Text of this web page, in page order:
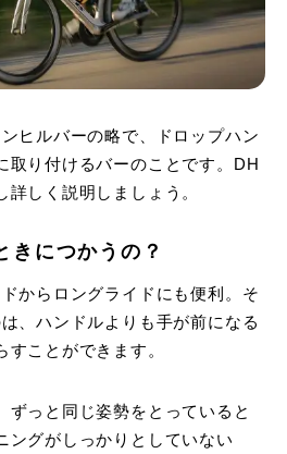
ヒルバーの略で、ドロップハン
取り付けるバーのことです。DH
しく説明しましょう。
きにつかうの？
からロングライドにも便利。そ
、ハンドルよりも手が前になる
すことができます。
ずっと同じ姿勢をとっていると
ングがしっかりとしていない